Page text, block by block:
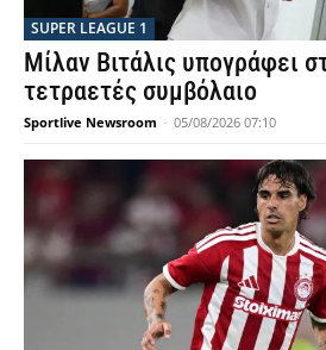
SUPER LEAGUE 1
Μίλαν Βιτάλις υπογράφει
τετραετές συμβόλαιο
Sportlive Newsroom - 05/08/2026 07:10